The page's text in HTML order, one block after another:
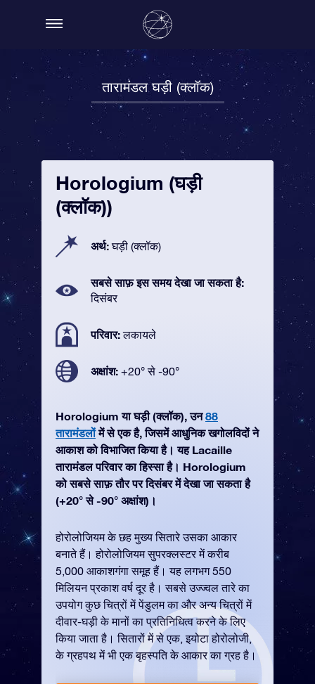
तारामंडल घड़ी (क्लॉक)
Horologium (घड़ी
(क्लॉक))
अर्थ:घड़ी (क्लॉक)
सबसे साफ़ इस समय देखा जा सकता है:
दिसंबर
परिवार:लकायले
अक्षांश: +20° से -90°
Horologium या घड़ी (क्लॉक), उन88
तारामंडलोंमें से एक है, जिसमें आधुनिक खगोलविदों ने
आकाश को विभाजित किया है। यह Lacaille
तारामंडल परिवार का हिस्सा है। Horologium
को सबसे साफ़ तौर पर दिसंबर में देखा जा सकता है
(+20° से -90° अक्षांश)।
होरोलोजियम के छह मुख्य सितारे उसका आकार
बनाते हैं। होरोलोजियम सुपरक्लस्टर में करीब
5,000 आकाशगंगा समूह हैं। यह लगभग 550
मिलियन प्रकाश वर्ष दूर है। सबसे उज्ज्वल तारे का
उपयोग कुछ चित्रों में पेंडुलम का और अन्य चित्रों में
दीवार-घड़ी के मानों का प्रतिनिधित्व करने के लिए
किया जाता है। सितारों में से एक, इयोटा होरोलोजी,
के ग्रहपथ में भी एक बृहस्पति के आकार का ग्रह है।